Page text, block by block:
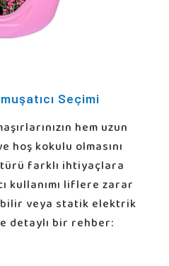
Seçimi
hem uzun
hoş kokulu olmasını
farklı ihtiyaçlara
kullanımı liflere zarar
veya statik elektrik
detaylı bir rehber: